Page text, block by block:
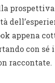
appena
con sé
raccontate.